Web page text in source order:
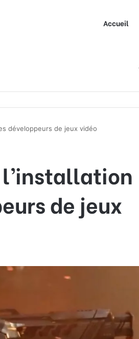
Accueil
développeurs de jeux vidéo
de jeux